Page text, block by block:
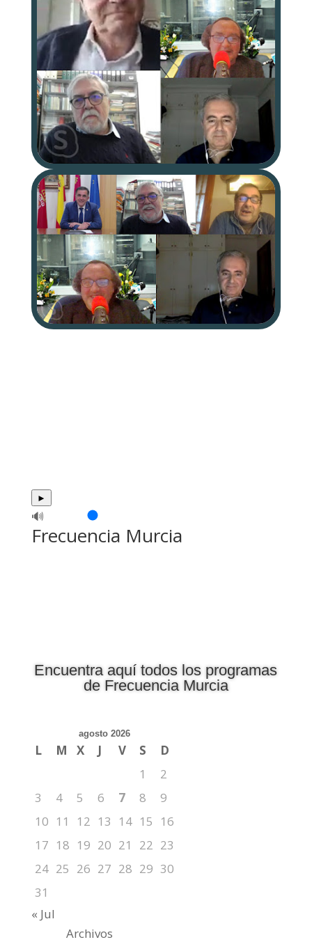
►
🔊
Frecuencia Murcia
Encuentra aquí todos los programas
de Frecuencia Murcia
agosto 2026
L M X J V S
D
1
2
3
4 5 6 7 8
9
10 11 12 13 14 15
16
17 18 19 20 21 22 23
24 25 26 27 28 29 30
31
« Jul
Archivos